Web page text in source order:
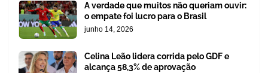
A verdade que muitos não queriam ouvir:
o empate foi lucro para o Brasil
junho 14, 2026
Celina Leão lidera corrida pelo GDF e
alcança 58,3% de aprovação